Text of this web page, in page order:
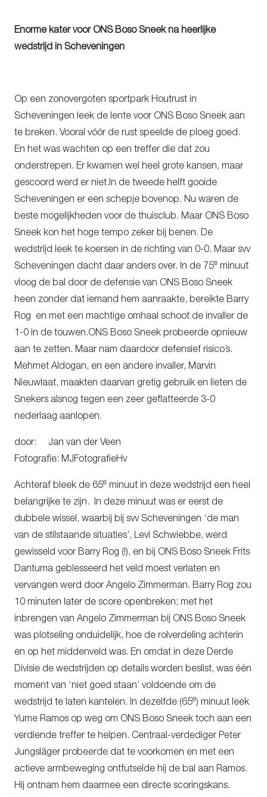
Enorme kater voor ONS Boso Sneek na heerlijke
wedstrijd in Scheveningen
Op een zonovergoten sportpark Houtrust in
Scheveningen leek de lente voor ONS Boso Sneek aan
te breken. Vooral vóór de rust speelde de ploeg goed.
En het was wachten op een treffer die dat zou
onderstrepen. Er kwamen wel heel grote kansen, maar
gescoord werd er niet.In de tweede helft gooide
Scheveningen er een schepje bovenop. Nu waren de
beste mogelijkheden voor de thuisclub. Maar ONS Boso
Sneek kon het hoge tempo zeker bij benen. De
wedstrijd leek te koersen in de richting van 0-0. Maar svv
Scheveningen dacht daar anders over. In de 75e minuut
vloog de bal door de defensie van ONS Boso Sneek
heen zonder dat iemand hem aanraakte, bereikte Barry
Rog en met een machtige omhaal schoot de invaller de
1-0 in de touwen.ONS Boso Sneek probeerde opnieuw
aan te zetten. Maar nam daardoor defensief risico’s.
Mehmet Aldogan, en een andere invaller, Marvin
Nieuwlaat, maakten daarvan gretig gebruik en lieten de
Snekers alsnog tegen een zeer geflatteerde 3-0
nederlaag aanlopen.
door: Jan van der Veen
Fotografie: MJFotografieHv
Achteraf bleek de 65e minuut in deze wedstrijd een heel
belangrijke te zijn. In deze minuut was er eerst de
dubbele wissel, waarbij bij svv Scheveningen ‘de man
van de stilstaande situaties’, Levi Schwiebbe, werd
gewisseld voor Barry Rog (!), en bij ONS Boso Sneek Frits
Dantuma geblesseerd het veld moest verlaten en
vervangen werd door Angelo Zimmerman. Barry Rog zou
10 minuten later de score openbreken; met het
inbrengen van Angelo Zimmerman bij ONS Boso Sneek
was plotseling onduidelijk, hoe de rolverdeling achterin
en op het middenveld was. En omdat in deze Derde
Divisie de wedstrijden op details worden beslist, was één
moment van ‘niet goed staan’ voldoende om de
wedstrijd te laten kantelen. In dezelfde (65e) minuut leek
Yume Ramos op weg om ONS Boso Sneek toch aan een
verdiende treffer te helpen. Centraal-verdediger Peter
Jungsläger probeerde dat te voorkomen en met een
actieve armbeweging ontfutselde hij de bal aan Ramos.
Hij ontnam hem daarmee een directe scoringskans.